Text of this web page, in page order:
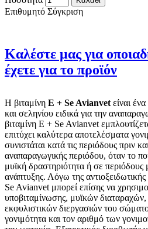
Επιθυμητό Σύγκριση
Καλέστε μας για
έχετε για το προϊόν
Η βιταμίνη Ε + Se Avianvet είναι
και σεληνίου ειδικά για την
βιταμίνη Ε + Se Avianvet
επιτύχει καλύτερα αποτελέσματα
συνιστάται κατά τις περιόδους πριν
αναπαραγωγικής περιόδου, όταν το
μυϊκή δραστηριότητα ή σε περιόδους
ανάπτυξης. Λόγω της
Se Avianvet μπορεί επίσης να
υποβιταμίνωσης, μυϊκών
εκφυλιστικών διεργασιών του
γονιμότητα και τον αριθμό των